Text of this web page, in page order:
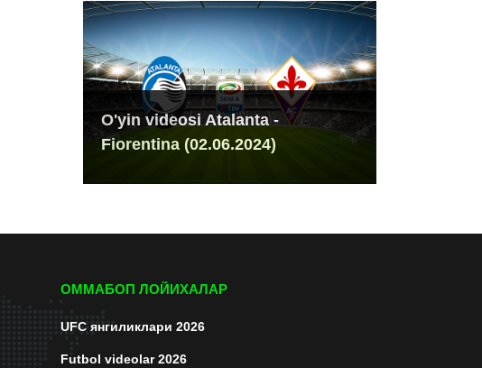
O'yin videosi Atalanta -
Fiorentina (02.06.2024)
ОММАБОП ЛОЙИХАЛАР
UFC янгиликлари 2026
Futbol videolar 2026